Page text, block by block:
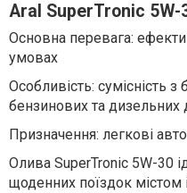
Aral SuperTronic 5W-
Основна перевага:
умовах
Особливість: сумісність з
бензинових та дизельних
Призначення: легкові
Олива SuperTronic 5W-30
щоденних поїздок містом